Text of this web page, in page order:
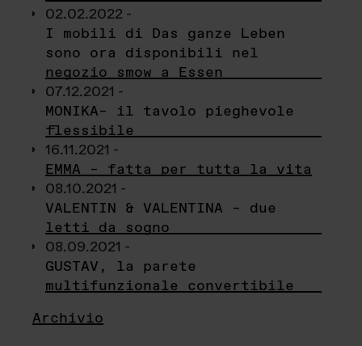
02.02.2022 -
I mobili di Das ganze Leben
sono ora disponibili nel
negozio smow a Essen
07.12.2021 -
MONIKA– il tavolo pieghevole
flessibile
16.11.2021 -
EMMA – fatta per tutta la vita
08.10.2021 -
VALENTIN & VALENTINA – due
letti da sogno
08.09.2021 -
GUSTAV, la parete
multifunzionale convertibile
Archivio